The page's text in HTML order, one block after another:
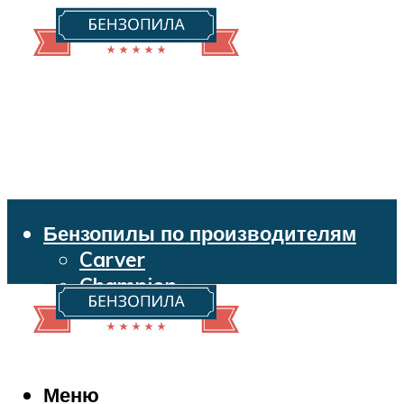
Бензопилы по производителям
Carver
Champion
Echo
Husqvarna
Makita
Меню